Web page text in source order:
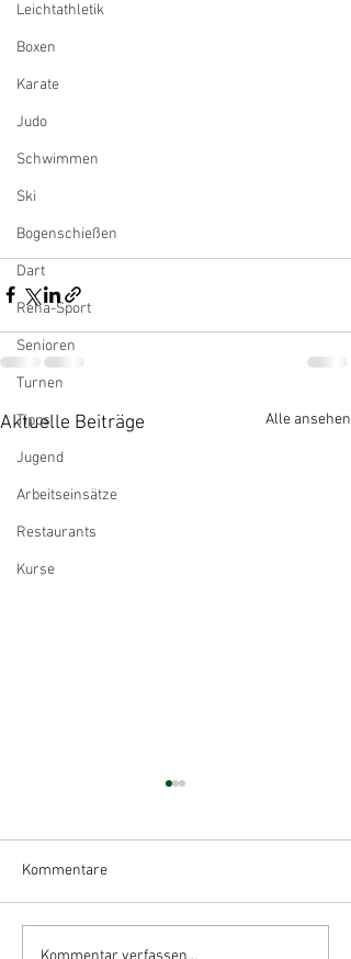
Leichtathletik
Boxen
Karate
Judo
Schwimmen
Ski
Bogenschießen
Dart
Reha-Sport
Senioren
Turnen
Tipps
Jugend
Arbeitseinsätze
Restaurants
Kurse
Aktuelle Beiträge Alle ansehen
Kommentare